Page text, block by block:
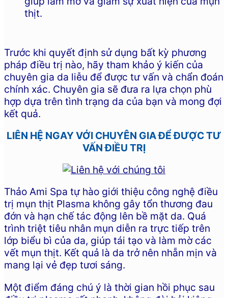
thịt.
Trước khi quyết định sử dụng bất kỳ phương
pháp điều trị nào, hãy tham khảo ý kiến của
chuyên gia da liễu để được tư vấn và chẩn đoán
chính xác. Chuyên gia sẽ đưa ra lựa chọn phù
hợp dựa trên tình trạng da của bạn và mong đợi
kết quả.
LIÊN HỆ NGAY VỚI CHUYÊN GIA ĐỂ ĐƯỢC TƯ
VẤN ĐIỀU TRỊ
Thảo Ami Spa tự hào giới thiệu công nghệ điều
trị mụn thịt Plasma không gây tổn thương đau
đớn và hạn chế tác động lên bề mặt da. Quá
trình triệt tiêu nhân mụn diễn ra trực tiếp trên
lớp biểu bì của da, giúp tái tạo và làm mờ các
vết mụn thịt. Kết quả là da trở nên nhẵn mịn và
mang lại vẻ đẹp tươi sáng.
Một điểm đáng chú ý là thời gian hồi phục sau